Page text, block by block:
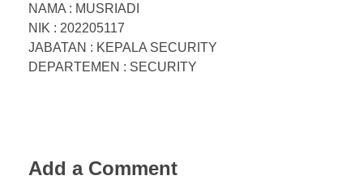
NAMA : MUSRIADI
NIK : 202205117
JABATAN : KEPALA SECURITY
DEPARTEMEN : SECURITY
Add a Comment